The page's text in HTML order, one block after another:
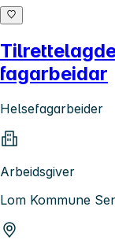
fagarbeidar
Helsefagarbeider
Arbeidsgiver
Lom Kommune